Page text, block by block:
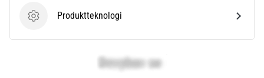
Produktteknologi
Produktteknologi